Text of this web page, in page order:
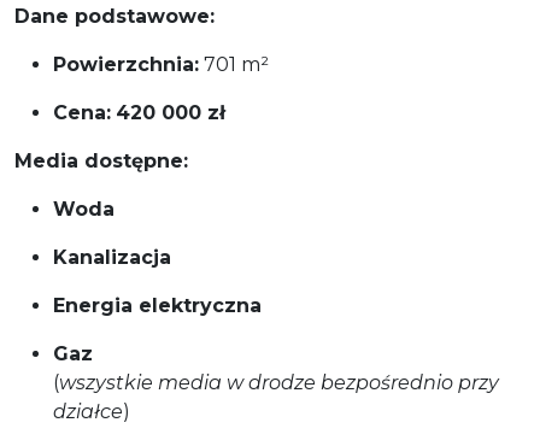
Dane podstawowe:
Powierzchnia: 701 m²
Cena: 420 000 zł
Media dostępne:
Woda
Kanalizacja
Energia elektryczna
Gaz
(wszystkie media w drodze bezpośrednio przy
działce)